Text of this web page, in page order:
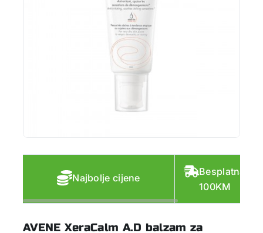
Najbolje cijene
Besplatna
100KM
AVENE XeraCalm A.D balzam za